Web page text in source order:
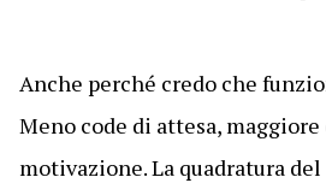
Anche perché credo che
Meno code di attesa,
motivazione. La quadratura